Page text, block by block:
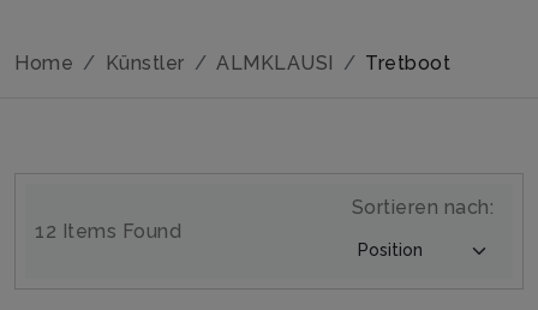
Home Künstler ALMKLAUSI Tretboot
12 Items Found
Sortieren nach: